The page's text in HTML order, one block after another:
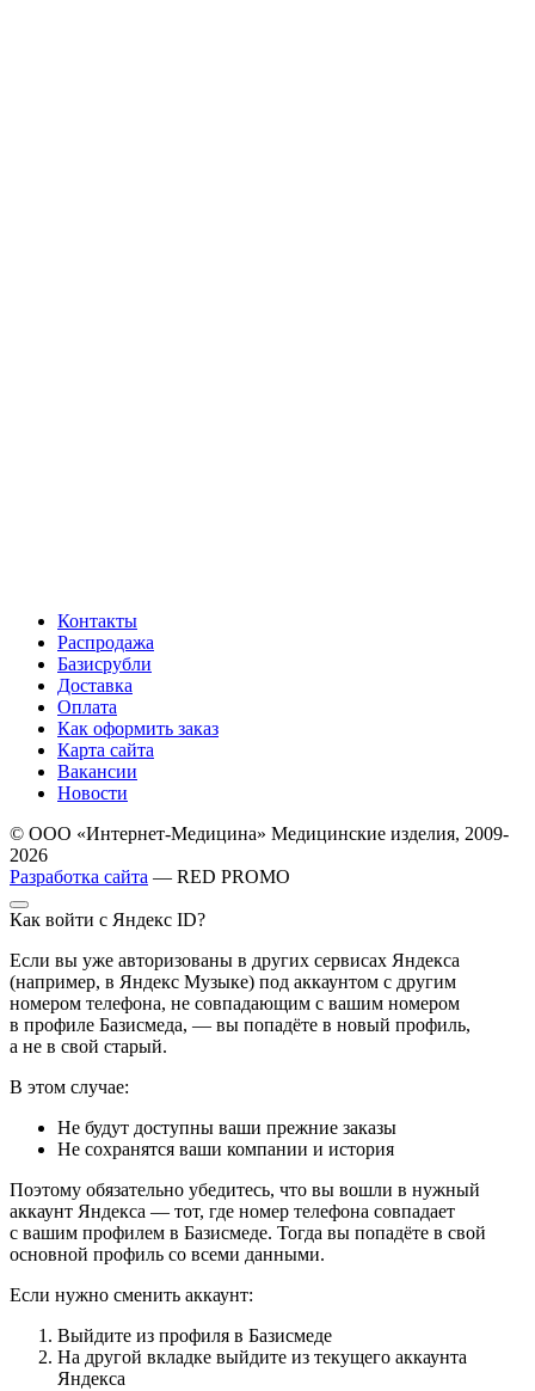
Контакты
Распродажа
Базисрубли
Доставка
Оплата
Как оформить заказ
Карта сайта
Вакансии
Новости
© ООО «Интернет-Медицина» Медицинские изделия, 2009-
2026
Разработка сайта — RED PROMO
Как войти с Яндекс ID?
Если вы уже авторизованы в других сервисах Яндекса
(например, в Яндекс Музыке) под аккаунтом с другим
номером телефона, не совпадающим с вашим номером
в профиле Базисмеда, — вы попадёте в новый профиль,
а не в свой старый.
В этом случае:
Не будут доступны ваши прежние заказы
Не сохранятся ваши компании и история
Поэтому обязательно убедитесь, что вы вошли в нужный
аккаунт Яндекса — тот, где номер телефона совпадает
с вашим профилем в Базисмеде. Тогда вы попадёте в свой
основной профиль со всеми данными.
Если нужно сменить аккаунт:
Выйдите из профиля в Базисмеде
На другой вкладке выйдите из текущего аккаунта
Яндекса